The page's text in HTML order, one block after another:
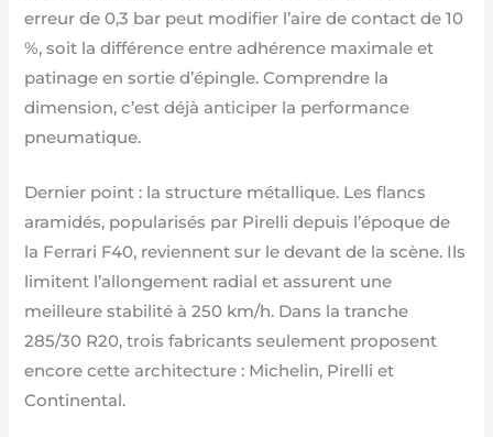
erreur de 0,3 bar peut modifier l’aire de contact de 10
%, soit la différence entre adhérence maximale et
patinage en sortie d’épingle. Comprendre la
dimension, c’est déjà anticiper la performance
pneumatique.
Dernier point : la structure métallique. Les flancs
aramidés, popularisés par Pirelli depuis l’époque de
la Ferrari F40, reviennent sur le devant de la scène. Ils
limitent l’allongement radial et assurent une
meilleure stabilité à 250 km/h. Dans la tranche
285/30 R20, trois fabricants seulement proposent
encore cette architecture : Michelin, Pirelli et
Continental.